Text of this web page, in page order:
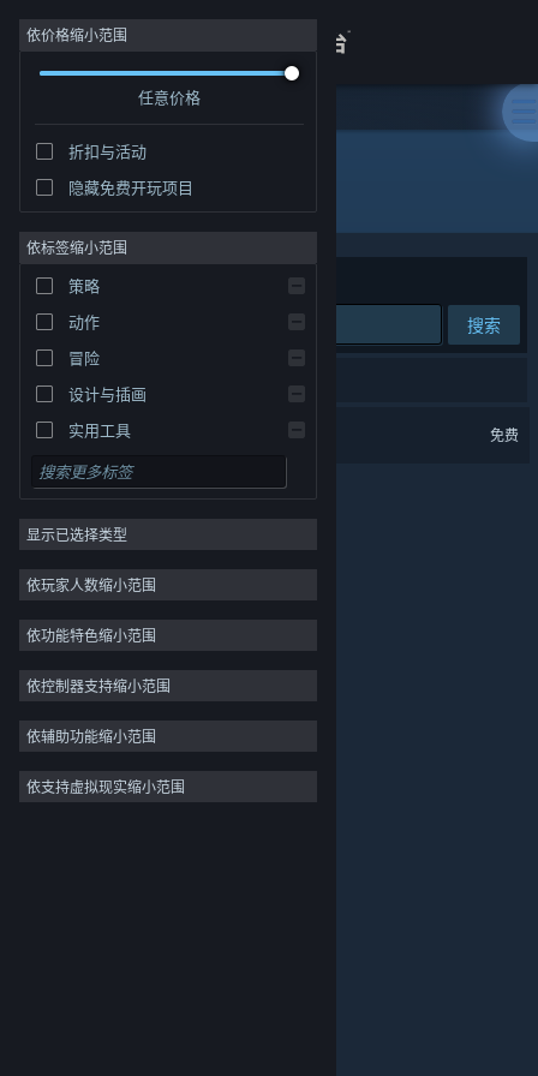
登录
关于
客服
关于蒸汽平台|退款政策|软件许可服务协议
个人信息保护政策|个人信息出境告知书|
依价格缩小范围
任意价格
折扣与活动
隐藏免费开玩项目
依标签缩小范围
策略
动作
冒险
设计与插画
实用工具
免费开玩
角色扮演
大型多人在线
独立
休闲
模拟
竞速
体育
视频制作
显示已选择类型
依玩家人数缩小范围
依功能特色缩小范围
依控制器支持缩小范围
依辅助功能缩小范围
依支持虚拟现实缩小范围
开发者: 杭州电魂网络科技股份有限公司
排序依据 相关性
搜索
1 个匹配的搜索结果。
免费